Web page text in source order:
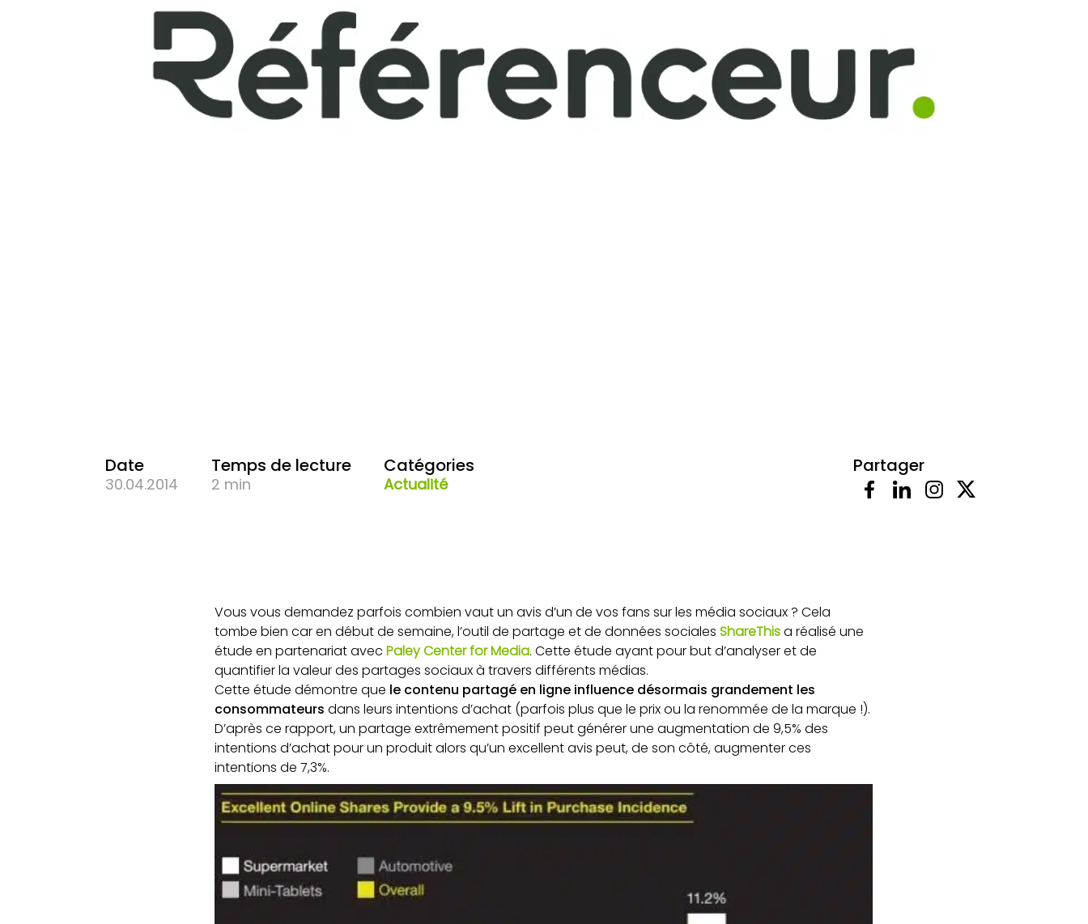
Date
30.04.2014
Temps de lecture
2 min
Catégories
Actualité
Partager
Vous vous demandez parfois combien vaut un avis d’un de vos fans sur les média sociaux ? Cela
tombe bien car en début de semaine, l’outil de partage et de données socialesShareThisa réalisé une
étude en partenariat avecPaley Center for Media. Cette étude ayant pour but d’analyser et de
quantifier la valeur des partages sociaux à travers différents médias.
Cette étude démontre que le contenu partagé en ligne influence désormais grandement les
consommateurs dans leurs intentions d’achat (parfois plus que le prix ou la renommée de la marque !).
D’après ce rapport, un partage extrêmement positif peut générer une augmentation de 9,5% des
intentions d’achat pour un produit alors qu’un excellent avis peut, de son côté, augmenter ces
intentions de 7,3%.